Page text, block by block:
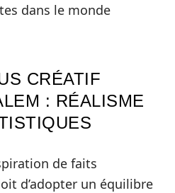
dans le monde
CRÉATIF
: RÉALISME
de faits
d’adopter un équilibre